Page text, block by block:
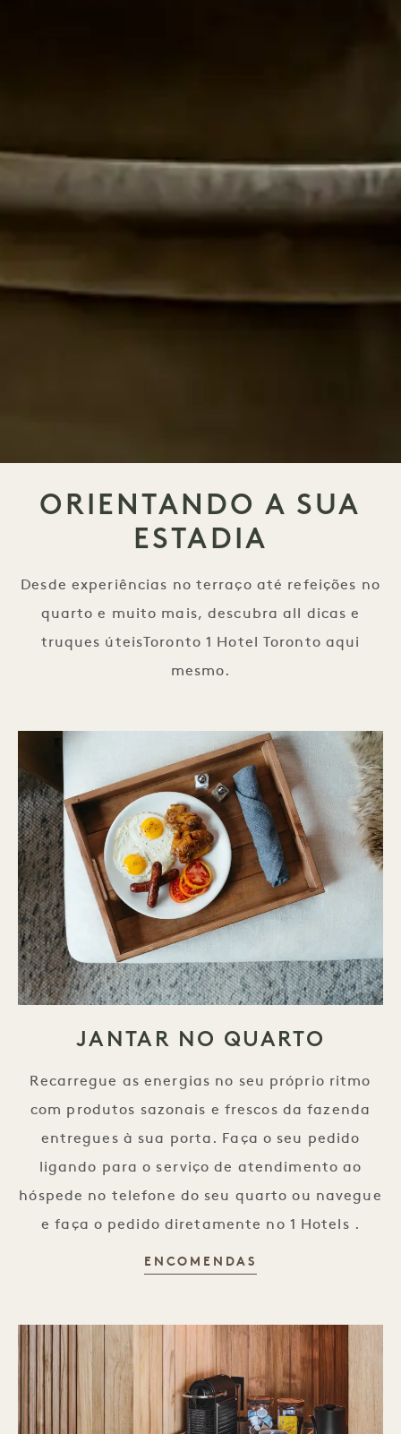
ORIENTANDO A SUA
ESTADIA
Desde experiências no terraço até refeições no
quarto e muito mais, descubra all dicas e
truques úteisToronto 1 Hotel Toronto aqui
mesmo.
JANTAR NO QUARTO
Recarregue as energias no seu próprio ritmo
com produtos sazonais e frescos da fazenda
entregues à sua porta. Faça o seu pedido
ligando para o serviço de atendimento ao
hóspede no telefone do seu quarto ou navegue
e faça o pedido diretamente no 1 Hotels .
ENCOMENDAS